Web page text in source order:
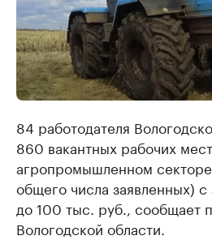
84 работодателя
860 вакантных рабочих
агропромышленном
общего числа заявленных) с
до 100 тыс. руб., сообщает
Вологодской области.